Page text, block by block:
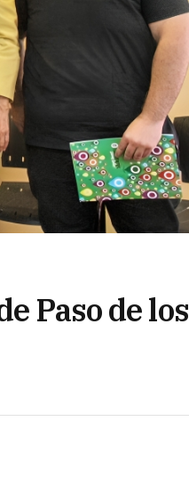
Paso de los